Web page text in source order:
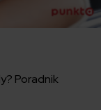
Poradnik